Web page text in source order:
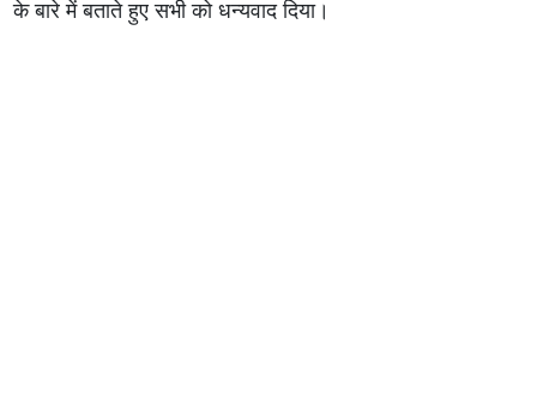
के बारे में बताते हुए सभी को धन्यवाद दिया।